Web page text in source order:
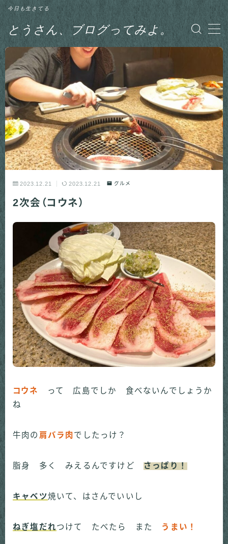
とうさん、ブログってみよ。
今日も生きてる
MENU
グルメ
日記
釣り
2023.12.21 2023.12.21 グルメ
2次会（コウネ）
コウネ
って 広島でしか 食べないんでしょうか
ね
牛肉の 肩バラ肉 でしたっけ？
脂身 多く みえるんですけど さっぱり！
キャベツ焼いて、はさんでいいし
ねぎ塩だれつけて たべたら また うまい！